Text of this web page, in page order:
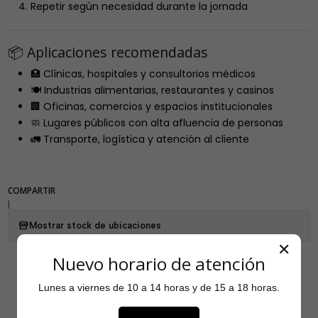
Repetir según necesidad durante la jornada
📦 Aplicaciones recomendadas
🏥 Clínicas, hospitales y consultorios médicos
🍽️ Industrias alimentarias, restaurantes y casinos
🏢 Oficinas, comercios y espacios institucionales
🧼 Lugares públicos con alta afluencia de personas
🚛 Transporte, logística y atención al cliente
COMPARTIR
Mostrar stock de ubicaciones
✕
Nuevo horario de atención
Lunes a viernes de 10 a 14 horas y de 15 a 18 horas.